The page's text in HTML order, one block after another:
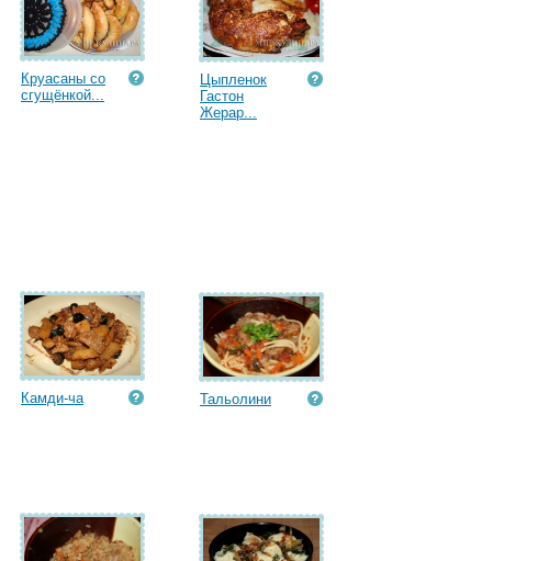
Круасаны со
сгущёнкой...
Цыпленок
Гастон
Жерар...
Камди-ча Тальолини